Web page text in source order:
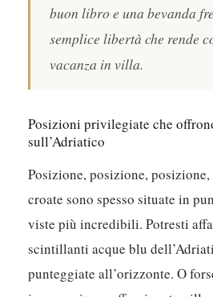
buon libro e una bevanda
semplice libertà che rende
vacanza in villa.
Posizioni privilegiate che
sull’Adriatico
Posizione, posizione,
croate sono spesso situate in
viste più incredibili. Potresti
scintillanti acque blu
punteggiate all’orizzonte. O